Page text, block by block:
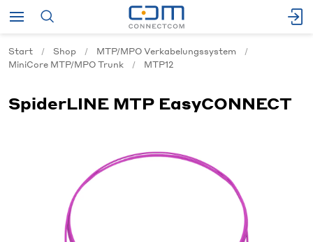
Start Shop
MTP/MPO Verkabelungssystem
MiniCore MTP/MPO Trunk
MTP12
SpiderLINE MTP EasyCONNECT